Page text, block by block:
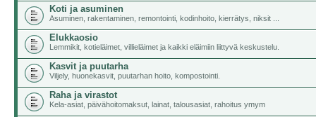
Koti ja asuminen
Asuminen, rakentaminen, remontointi, kodinhoito, kierrätys, niksit ...
Elukkaosio
Lemmikit, kotieläimet, villieläimet ja kaikki eläimiin liittyvä keskustelu.
Kasvit ja puutarha
Viljely, huonekasvit, puutarhan hoito, kompostointi.
Raha ja virastot
Kela-asiat, päivähoitomaksut, lainat, talousasiat, rahoitus ymym